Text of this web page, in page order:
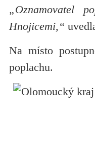
„Oznamovatel
Hnojicemi,“
Na místo
poplachu.